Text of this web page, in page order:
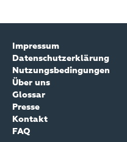
Impressum
Datenschutzerklärung
Nutzungsbedingungen
Über uns
Glossar
Presse
Kontakt
FAQ